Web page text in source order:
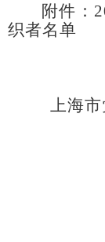
附件：
织者名单
上海